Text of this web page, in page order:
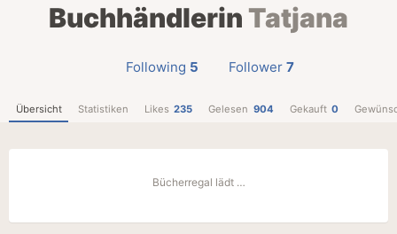
Buchhändlerin Tatjana
Following 5 Follower 7
Übersicht Statistiken Likes 235 Gelesen 904 Gekauft 0
Bücherregal lädt …